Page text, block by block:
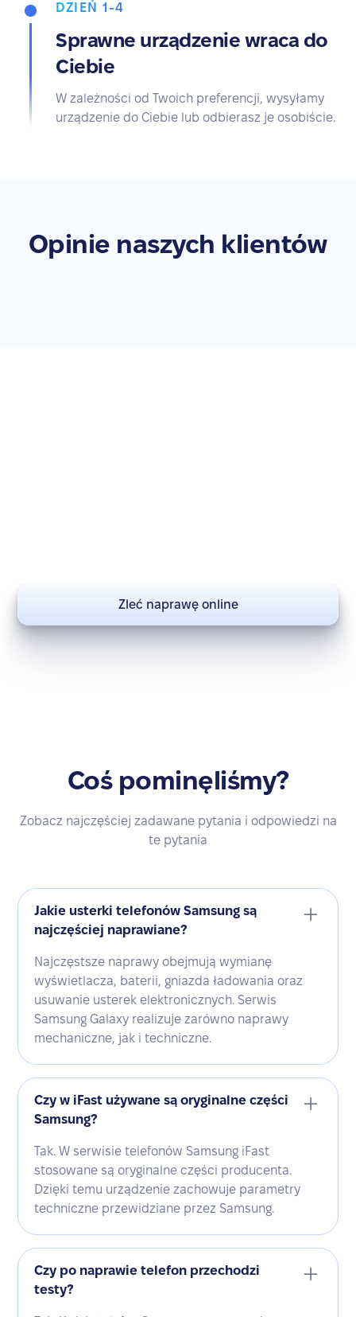
DZIEŃ 1-4
Sprawne urządzenie wraca do
Ciebie
W zależności od Twoich preferencji, wysyłamy
urządzenie do Ciebie lub odbierasz je osobiście.
Opinie naszych klientów
Zleć naprawę online
Coś pominęliśmy?
Zobacz najczęściej zadawane pytania i odpowiedzi na
te pytania
Jakie usterki telefonów Samsung są
najczęściej naprawiane?
Najczęstsze naprawy obejmują wymianę
wyświetlacza, baterii, gniazda ładowania oraz
usuwanie usterek elektronicznych. Serwis
Samsung Galaxy realizuje zarówno naprawy
mechaniczne, jak i techniczne.
Czy w iFast używane są oryginalne części
Samsung?
Tak. W serwisie telefonów Samsung iFast
stosowane są oryginalne części producenta.
Dzięki temu urządzenie zachowuje parametry
techniczne przewidziane przez Samsung.
Czy po naprawie telefon przechodzi
testy?